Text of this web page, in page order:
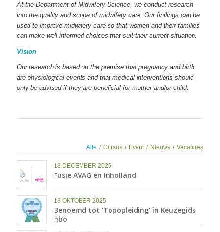
At the Department of Midwifery Science, we conduct research
into the quality and scope of midwifery care. Our findings can be
used to improve midwifery care so that women and their families
can make well informed choices that suit their current situation.
Vision
Our research is based on the premise that pregnancy and birth
are physiological events and that medical interventions should
only be advised if they are beneficial for mother and/or child.
Alle / Cursus / Event / Nieuws / Vacatures
18 DECEMBER 2025
Fusie AVAG en Inholland
13 OKTOBER 2025
Benoemd tot ‘Topopleiding’ in Keuzegids
hbo